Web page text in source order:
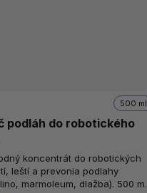
podláh do robotického
500 ml
koncentrát do robotických
leští a prevonia podlahy
marmoleum, dlažba). 500 ml